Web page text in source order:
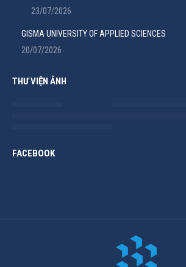
23/07/2026
GISMA UNIVERSITY OF APPLIED SCIENCES
20/07/2026
THƯ VIỆN ẢNH
FACEBOOK